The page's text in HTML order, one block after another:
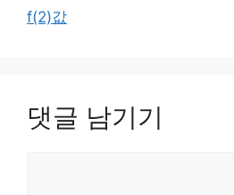
f(2)값
댓글 남기기